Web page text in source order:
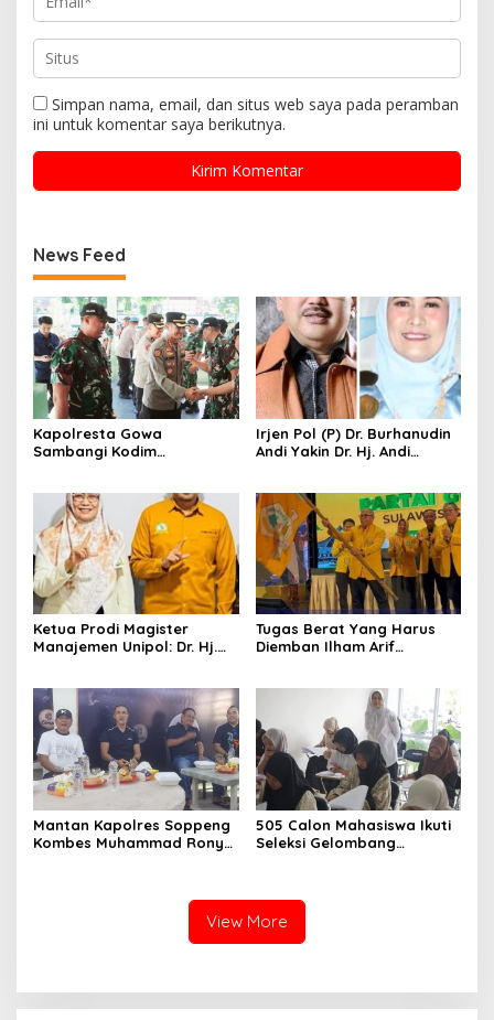
Simpan nama, email, dan situs web saya pada peramban
ini untuk komentar saya berikutnya.
News Feed
Kapolresta Gowa
Sambangi Kodim
TNI-Polri
Irjen Pol (P) Dr. Burhanudin
Andi Yakin Dr. Hj. Andi
Ketua Prodi Magister
Manajemen Unipol: Dr. Hj.
Unggul
Tugas Berat Yang Harus
Diemban Ilham Arif
Mantan Kapolres Soppeng
Kombes Muhammad Rony
505 Calon Mahasiswa Ikuti
Seleksi Gelombang
View More